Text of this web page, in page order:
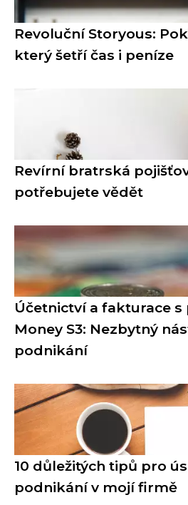
Revoluční Storyous:
který šetří čas i peníze
Revírní bratrská
potřebujete vědět
Účetnictví a fakturace
Money S3: Nezbytný
podnikání
10 důležitých tipů pro
podnikání v mojí firmě